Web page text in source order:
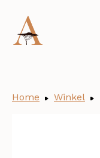
Home Winkel